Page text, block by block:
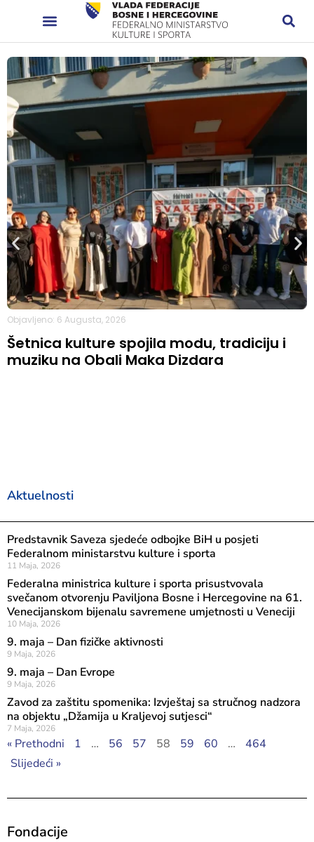
Objavljeno: 6 Augusta, 2026
Šetnica kulture spojila modu, tradiciju i
muziku na Obali Maka Dizdara
Aktuelnosti
Predstavnik Saveza sjedeće odbojke BiH u posjeti
Federalnom ministarstvu kulture i sporta
11 Maja, 2026
Federalna ministrica kulture i sporta prisustvovala
svečanom otvorenju Paviljona Bosne i Hercegovine na 61.
Venecijanskom bijenalu savremene umjetnosti u Veneciji
10 Maja, 2026
9. maja – Dan fizičke aktivnosti
9 Maja, 2026
9. maja – Dan Evrope
9 Maja, 2026
Zavod za zaštitu spomenika: Izvještaj sa stručnog nadzora
na objektu „Džamija u Kraljevoj sutjesci“
7 Maja, 2026
« Prethodni 1 … 56 57 58 59 60 …
464
Slijedeći »
Fondacije